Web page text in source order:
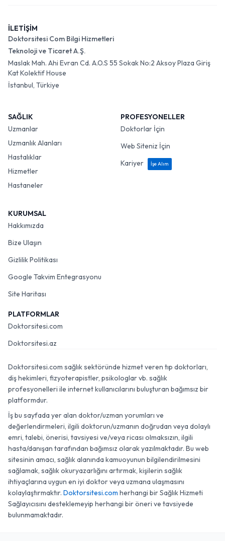
İLETİŞİM
Doktorsitesi Com Bilgi Hizmetleri
Teknoloji ve Ticaret A.Ş.
Maslak Mah. Ahi Evran Cd. A.O.S 55 Sokak No:2 Aksoy Plaza Giriş
Kat Kolektif House
İstanbul, Türkiye
SAĞLIK
Uzmanlar
Uzmanlık Alanları
Hastalıklar
Hizmetler
Hastaneler
PROFESYONELLER
Doktorlar İçin
Web Siteniz İçin
Kariyer
İşe Alım
KURUMSAL
Hakkımızda
Bize Ulaşın
Gizlilik Politikası
Google Takvim Entegrasyonu
Site Haritası
PLATFORMLAR
Doktorsitesi.com
Doktorsitesi.az
Doktorsitesi.com sağlık sektöründe hizmet veren tıp doktorları,
diş hekimleri, fizyoterapistler, psikologlar vb. sağlık
profesyonelleri ile internet kullanıcılarını buluşturan bağımsız bir
platformdur.
İş bu sayfada yer alan doktor/uzman yorumları ve
değerlendirmeleri, ilgili doktorun/uzmanın doğrudan veya dolaylı
emri, talebi, önerisi, tavsiyesi ve/veya ricası olmaksızın, ilgili
hasta/danışan tarafından bağımsız olarak yazılmaktadır. Bu web
sitesinin amacı, sağlık alanında kamuoyunun bilgilendirilmesini
sağlamak, sağlık okuryazarlığını artırmak, kişilerin sağlık
ihtiyaçlarına uygun en iyi doktor veya uzmana ulaşmasını
kolaylaştırmaktır. Doktorsitesi.com herhangi bir Sağlık Hizmeti
Sağlayıcısını desteklemeyip herhangi bir öneri ve tavsiyede
bulunmamaktadır.